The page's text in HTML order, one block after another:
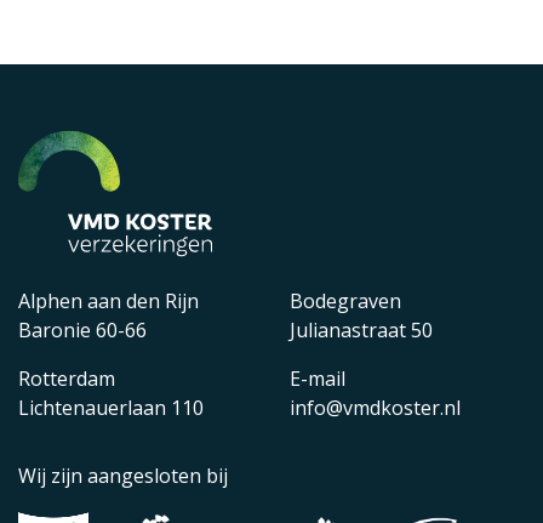
Alphen aan den Rijn
Baronie 60-66
Rotterdam
Lichtenauerlaan 110
Bodegraven
Julianastraat 50
E-mail
info@vmdkoster.nl
Wij zijn aangesloten bij